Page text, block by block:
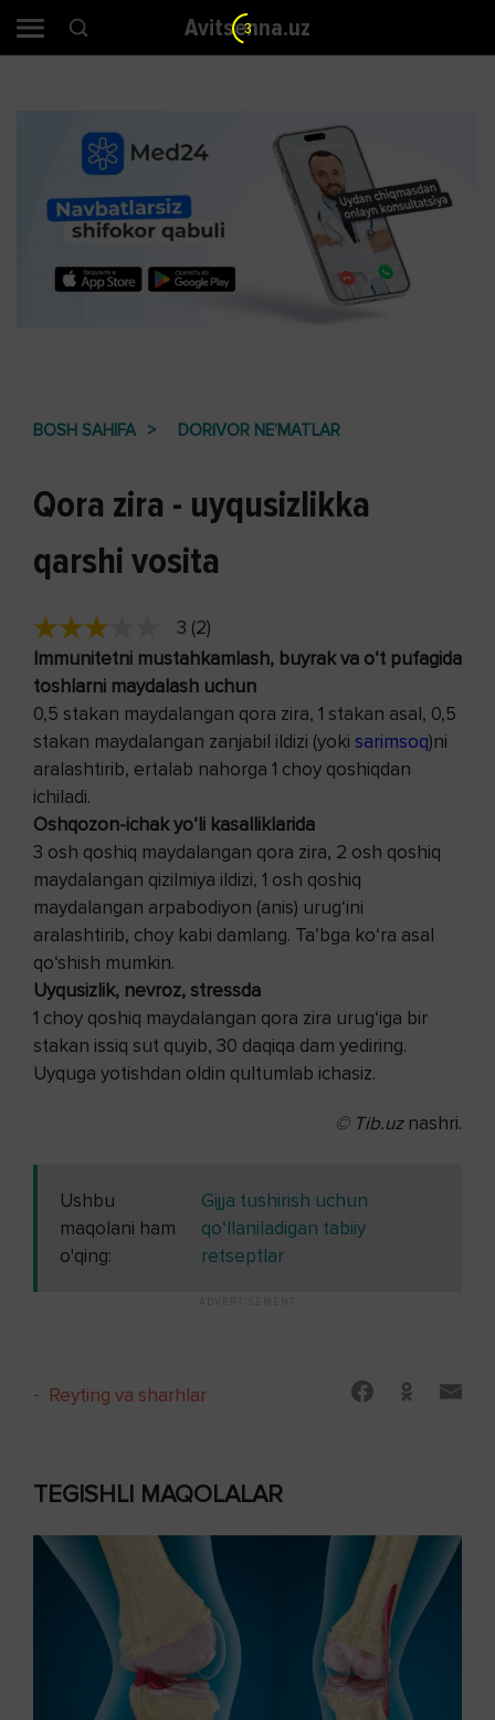
Avitsenna.uz
BOSH SAHIFA DORIVOR NE’MATLAR
Qora zira - uyqusizlikka
qarshi vosita
3 (2)
Immunitetni mustahkamlash, buyrak va o‘t pufagida
toshlarni maydalash uchun
0,5 stakan maydalangan qora zira, 1 stakan asal, 0,5
stakan maydalangan zanjabil ildizi (yoki sarimsoq)ni
aralashtirib, ertalab nahorga 1 choy qoshiqdan
ichiladi.
Oshqozon-ichak yo‘li kasalliklarida
3 osh qoshiq maydalangan qora zira, 2 osh qoshiq
maydalangan qizilmiya ildizi, 1 osh qoshiq
maydalangan arpabodiyon (anis) urug‘ini
aralashtirib, choy kabi damlang. Ta’bga ko‘ra asal
qo‘shish mumkin.
Uyqusizlik, nevroz, stressda
1 choy qoshiq maydalangan qora zira urug‘iga bir
stakan issiq sut quyib, 30 daqiqa dam yediring.
Uyquga yotishdan oldin qultumlab ichasiz.
© Tib.uz nashri.
Ushbu
maqolani ham
o'qing:
Gijja tushirish uchun
qo‘llaniladigan tabiiy
retseptlar
- Reyting va sharhlar
TEGISHLI MAQOLALAR
2